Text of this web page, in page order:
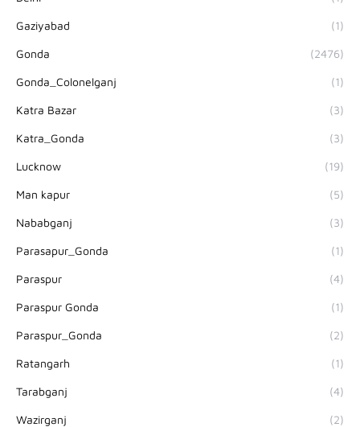
Gaziyabad (1)
Gonda (2476)
Gonda_Colonelganj (1)
Katra Bazar (3)
Katra_Gonda (3)
Lucknow (19)
Man kapur (5)
Nababganj (3)
Parasapur_Gonda (1)
Paraspur (4)
Paraspur Gonda (1)
Paraspur_Gonda (2)
Ratangarh (1)
Tarabganj (4)
Wazirganj (2)